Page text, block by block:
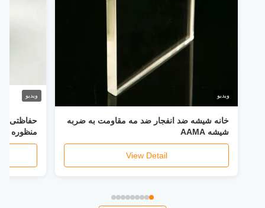
ویدیو
خانه شیشه ضد انفجار ضد مه مقاومت به ضربه
شیشه AAMA
View Detail
ویدیو
حفاظتی
منظوره